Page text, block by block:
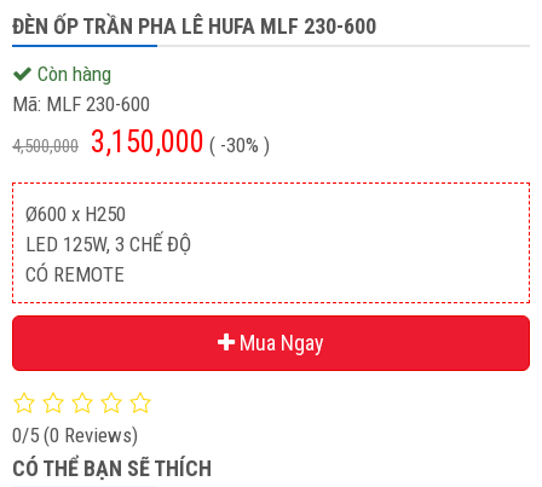
ĐÈN ỐP TRẦN PHA LÊ HUFA MLF 230-600
Còn hàng
Mã: MLF 230-600
4,500,000 3,150,000 ( -30% )
Ø600 x H250
LED 125W, 3 CHẾ ĐỘ
CÓ REMOTE
Mua Ngay
0/5 (0 Reviews)
CÓ THỂ BẠN SẼ THÍCH